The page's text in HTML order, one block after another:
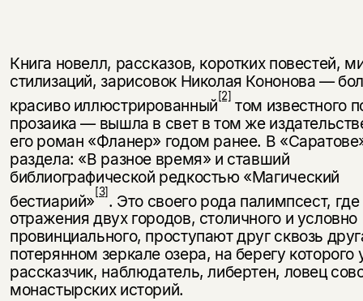
Книга новелл, рассказов, коротких по­вестей,
стилизаций, зарисо­вок Николая Кононова —
красиво иллюстрированный[2] том из­вестного
прозаика — вышла в свет в том же
его роман «Фланер» годом ранее. В
раздела: «В разное время» и ставший
библиографической ред­костью «Магический
бестиарий»[3]. Это своего рода палимпсест, где
отражения двух городов, столичного и условно
провинциального, проступают друг сквозь
потерянном зеркале озера, на берегу которого
рас­сказчик, наблюдатель, либертен, ловец
монастырских историй.